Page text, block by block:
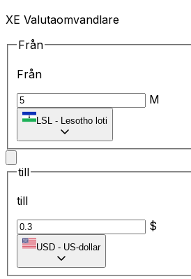
XE Valutaomvandlare
Från
Från
M
LSL - Lesotho loti
till
till
$
USD - US-dollar